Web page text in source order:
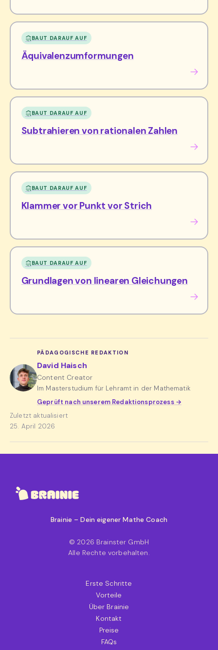
BAUT DARAUF AUF
Äquivalenzumformungen
BAUT DARAUF AUF
Subtrahieren von rationalen Zahlen
BAUT DARAUF AUF
Klammer vor Punkt vor Strich
BAUT DARAUF AUF
Grundlagen von linearen Gleichungen
PÄDAGOGISCHE REDAKTION
David Haisch
Content Creator
Im Masterstudium für Lehramt in der Mathematik
Geprüft nach unserem Redaktionsprozess →
Zuletzt aktualisiert
25. April 2026
Brainie – Dein eigener Mathe Coach
© 2026 Brainster GmbH
Alle Rechte vorbehalten.
Erste Schritte
Vorteile
Über Brainie
Kontakt
Preise
FAQs